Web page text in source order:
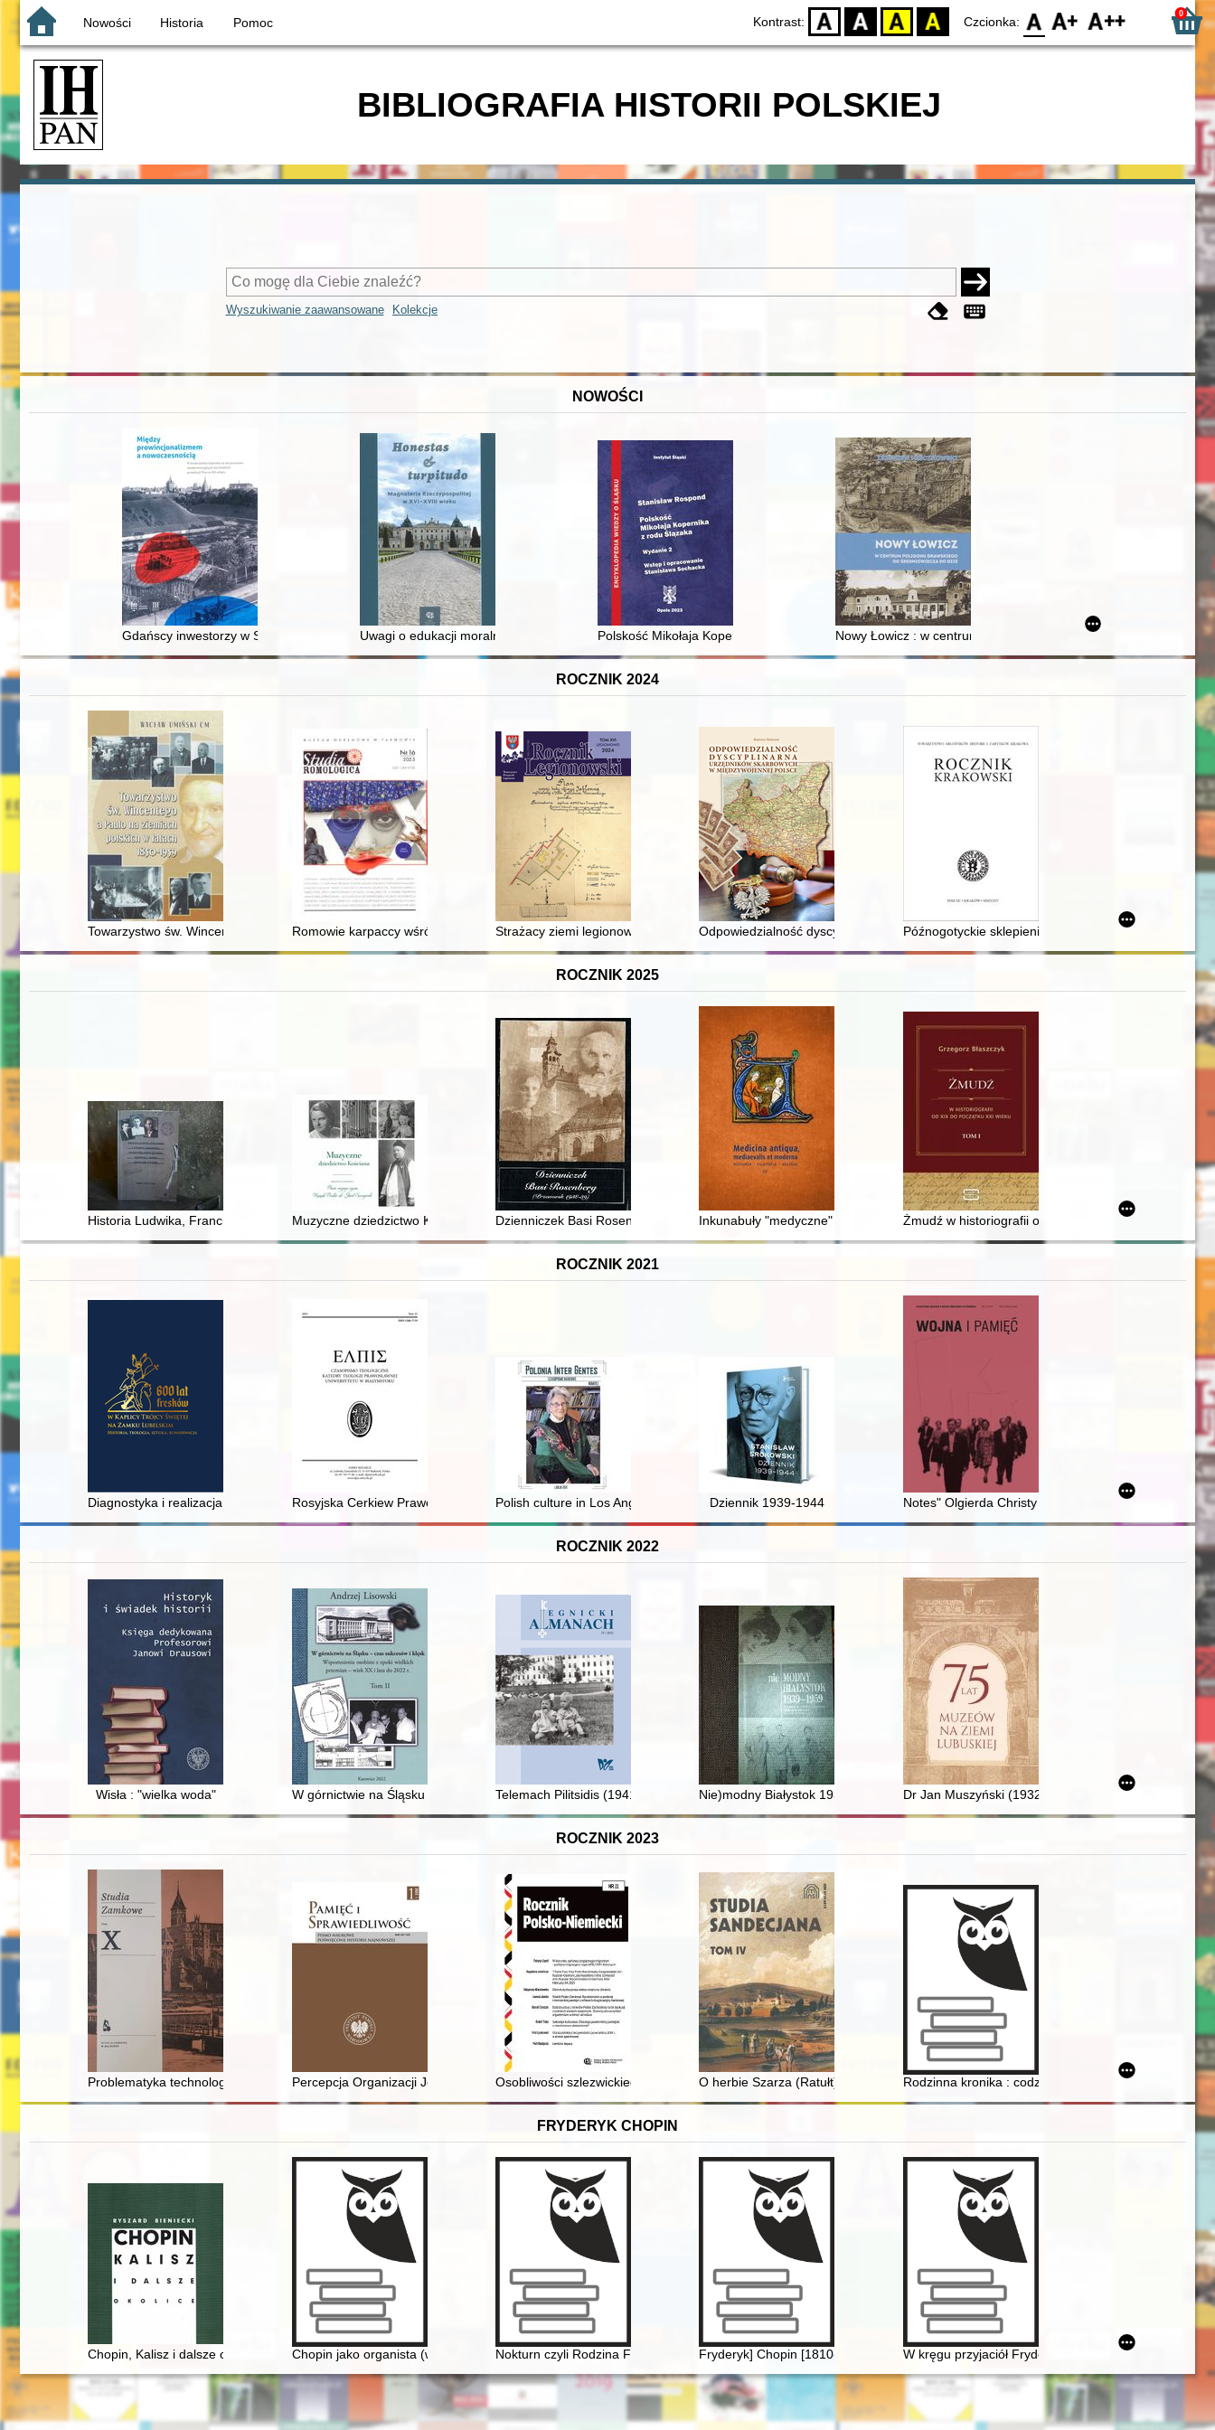
Nowości Historia Pomoc Kontrast: D BW YB BY Czcionka: F0 F1 F2 0
BIBLIOGRAFIA HISTORII POLSKIEJ
Wyszukiwanie zaawansowane Kolekcje
NOWOŚCI
Gdańscy inwestorzy w Sopocie : prestiż finansowy i towarzyski lokalnego mieszczaństwa w 2. poł. XIX w
Uwagi o edukacji moralnej synów szlacheckich w XVI-wiecznej Rzeczypospolitej
Polskość Mikołaja Kopernika z rodu ŚlązakaNowy Łowicz : w centrum poligonu drawskiego od średniowiecza
ROCZNIK 2024
Towarzystwo św. Wincentego a Paulo na ziemiach polskich w latach 1850-1959
Romowie karpaccy wśród etnicznych grup rusińskich w Polsce
Strażacy ziemi legionowskiej - recenzja]Odpowiedzialność dyscyplinarna urzędników skarbowych w międzywojennej Polsce
Późnogotyckie sklepienia w kaplicach kościoła
ROCZNIK 2025
Historia Ludwika, Franciszka i Filomeny Kamińskich : rodzeństwa czasów II wojny światowej i okresu komunizmu w Polsce
Muzyczne dziedzictwo Kościana : pieśń mojego życia : ksiądz prałat dr Józef Surzyński
Dzienniczek Basi Rosenberg : (Przeworsk 1938-1939)Inkunabuły "medyczne" w zbiorze inkunabułów Biblioteki PAU i PAN w Krakowie
Żmudź w historiografii od XIX do początku XXI wieku.
ROCZNIK 2021
Diagnostyka i realizacja zabezpieczeń stabilizujących ściany i sklepienia kaplicy Trójcy Świętej jako struktury nośnej dla cennych polichromii
Rosyjska Cerkiew Prawosławna po śmierci patriarchy Tichona (Biełławina)
Polish culture in Los Angeles : history of Helena Modjeska Art and Culture Club
Dziennik 1939-1944 Notes" Olgierda Christy ze zbiorów Muzeum II Wojny
ROCZNIK 2022
Wisła : "wielka woda" W górnictwie na Śląsku - czas sukcesów i klęsk : wspomnienia osobiste z epoki wielkich przemian : wiek XX i lata do 2022 r. T. 2
Telemach Pilitsidis (1941-2022) : artysta, poeta, filozof i pedagog
Nie)modny Białystok 1939-1959 Dr Jan Muszyński (1932-2017) : dyrektor Muzeum
ROCZNIK 2023
Problematyka technologiczna i konserwatorska warstw malarskich oraz tynków na sklepieniach głównego piętra krużganków Zamku Wysokiego, pochodzących z czasów Conrada Steinbrechta
Percepcja Organizacji Jedności Afrykańskiej w świetle zachowanych dokumentów Departamentu V i Departamentu II MSZ PRL z lat 1963-1989
Osobliwości szlezwickiego modelu ochrony mniejszości
O herbie Szarza (Ratułt) Rodzinna kronika : codzienność małego miasta
FRYDERYK CHOPIN
Chopin, Kalisz i dalsze okolice Chopin jako organista (w 150. rocznicę śmierci)Nokturn czyli Rodzina Fryderyka Chopina i Warszawa w latach 1832-1881. T. 3
Fryderyk] Chopin [1810-1849]. Życie i droga twórczaW kręgu przyjaciół Fryderyka Chopina - doktor Jan